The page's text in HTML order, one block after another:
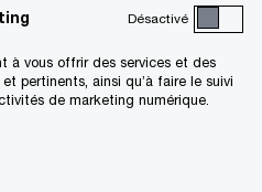
pour
clients
des
les
Désactivé
à vous offrir des services et des
pertinents, ainsi qu’à faire le suivi
de marketing numérique.